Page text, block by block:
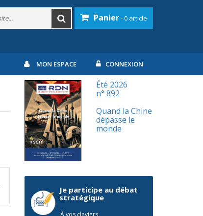
Panier- 0 article
MON ESPACE CONNEXION
Été 2026
n° 892
Quand la Chine
dépasse le
monde
Je participe au débat
stratégique